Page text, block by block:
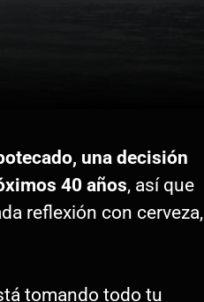
una decisión
40 años, así que
reflexión con cerveza,
tomando todo tu